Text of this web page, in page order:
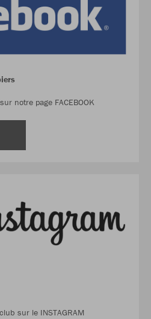
notre page FACEBOOK
sur le INSTAGRAM